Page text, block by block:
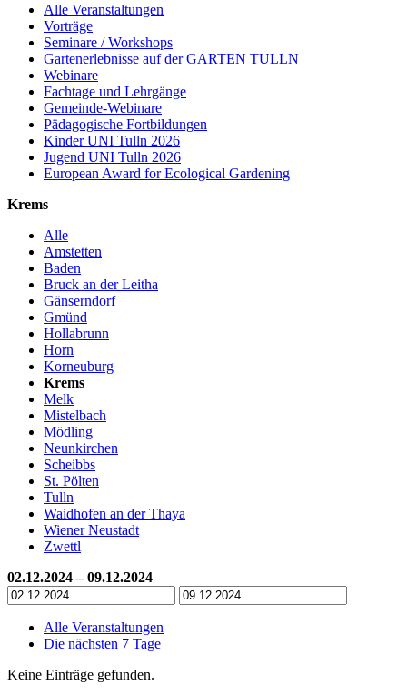
Alle Veranstaltungen
Vorträge
Seminare / Workshops
Gartenerlebnisse auf der GARTEN TULLN
Webinare
Fachtage und Lehrgänge
Gemeinde-Webinare
Pädagogische Fortbildungen
Kinder UNI Tulln 2026
Jugend UNI Tulln 2026
European Award for Ecological Gardening
Krems
Alle
Amstetten
Baden
Bruck an der Leitha
Gänserndorf
Gmünd
Hollabrunn
Horn
Korneuburg
Krems
Melk
Mistelbach
Mödling
Neunkirchen
Scheibbs
St. Pölten
Tulln
Waidhofen an der Thaya
Wiener Neustadt
Zwettl
02.12.2024 – 09.12.2024
Alle Veranstaltungen
Die nächsten 7 Tage
Keine Einträge gefunden.